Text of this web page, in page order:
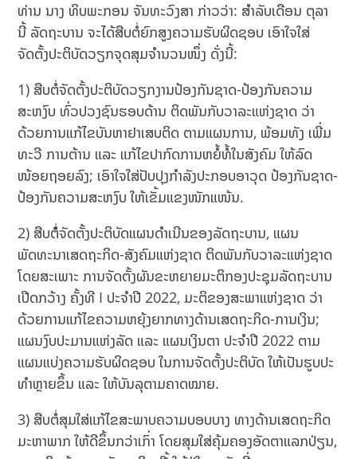
ທ່ານ ນາງ ທິບພະກອນ ຈັນທະວົງສາ ກ່າວວ່າ: ສໍາລັບເດືອນ ຕຸລາ
ນີ້ ລັດຖະບານ ຈະໄດ້ສືບຕໍ່ຍົກສູງຄວາມຮັບຜິດຊອບ ເອົາໃຈໃສ່
ຈັດຕັ້ງປະຕິບັດວຽກຈຸດສຸມຈໍານວນໜຶ່ງ ດັ່ງນີ້:
1) ສືບຕໍ່ຈັດຕັ້ງປະຕິບັດວຽກງານປ້ອງກັນຊາດ-ປ້ອງກັນຄວາມ
ສະຫງົບ ທົ່ວປວງຊົນຮອບດ້ານ ຕິດພັນກັບວາລະແຫ່ງຊາດ ວ່າ
ດ້ວຍການແກ້ໄຂບັນຫາຢາເສບຕິດ ຕາມແຜນການ, ພ້ອມທັງ ເພີ່ມ
ທະວີ ການຕ້ານ ແລະ ແກ້ໄຂປາກົດການຫຍໍ້ທໍ້ໃນສັງຄົມ ໃຫ້ລົດ
ໜ້ອຍຖອຍລົງ; ເອົາໃຈໃສ່ປັບປຸງກໍາລັງປະກອບອາວຸດ ປ້ອງກັນຊາດ-
ປ້ອງກັນຄວາມສະຫງົບ ໃຫ້ເຂັ້ມແຂງໜັກແໜ້ນ.
2) ສືບຕໍໍ່ໍຈັດຕັ້ງປະຕິບັດແຜນດໍາເນີນຂອງລັດຖະບານ, ແຜນ
ພັດທະນາເສດຖະກິດ-ສັງຄົມແຫ່ງຊາດ ຕິດພັນກັບວາລະແຫ່ງຊາດ
ໂດຍສະເພາະ ການຈັດຕັ້ງຜັນຂະຫຍາຍມະຕິກອງປະຊຸມລັດຖະບານ
ເປີດກວ້າງ ຄັ້ງທີ I ປະຈໍາປີ 2022, ມະຕິຂອງສະພາແຫ່ງຊາດ ວ່າ
ດ້ວຍການແກ້ໄຂຄວາມຫຍຸ້ງຍາກທາງດ້ານເສດຖະກິດ-ການເງິນ;
ແຜນງົບປະມານແຫ່ງລັດ ແລະ ແຜນເງິນຕາ ປະຈຳປີ 2022 ຕາມ
ແຜນແບ່ງຄວາມຮັບຜິດຊອບ ໃນການຈັດຕັ້ງປະຕິບັດ ໃຫ້ເປັນຮູບປະ
ທໍາຫຼາຍຂຶ້ນ ແລະ ໃຫ້ບັນລຸຕາມຄາດໝາຍ.
3) ສືບຕໍ່ສຸມໃສ່ແກ້ໄຂສະພາບຄວາມບອບບາງ ທາງດ້ານເສດຖະກິດ
ມະຫາພາກ ໃຫ້ດີຂຶ້ນກວ່າເກົ່າ ໂດຍສຸມໃສ່ຄຸ້ມຄອງອັດຕາແລກປ່ຽນ,